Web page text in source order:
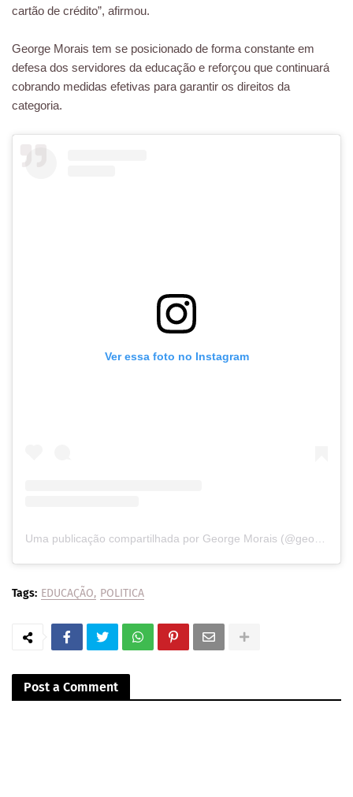
cartão de crédito”, afirmou.
George Morais tem se posicionado de forma constante em
defesa dos servidores da educação e reforçou que continuará
cobrando medidas efetivas para garantir os direitos da
categoria.
Ver essa foto no Instagram
Tags: EDUCAÇÃO POLITICA
Post a Comment